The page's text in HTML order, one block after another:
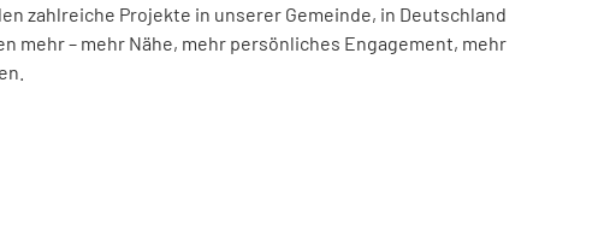
zahlreiche Projekte in unserer Gemeinde, in Deutschland
mehr – mehr Nähe, mehr persönliches Engagement, mehr